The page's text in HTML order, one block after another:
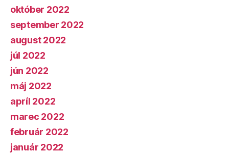
október 2022
september 2022
august 2022
júl 2022
jún 2022
máj 2022
apríl 2022
marec 2022
február 2022
január 2022